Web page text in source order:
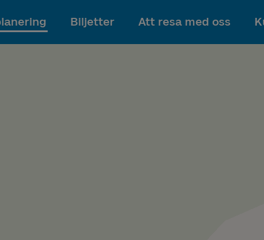
Till innehållet
Biljetter Att resa med oss